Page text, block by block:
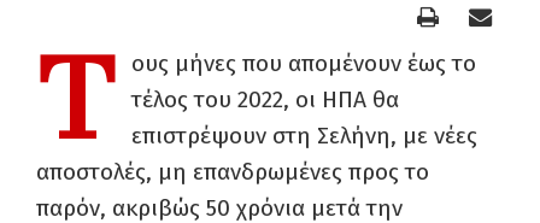
Τ
ους μήνες που απομένουν έως το
τέλος του 2022, οι ΗΠΑ θα
επιστρέψουν στη Σελήνη, με νέες
αποστολές, μη επανδρωμένες προς το
παρόν, ακριβώς 50 χρόνια μετά την